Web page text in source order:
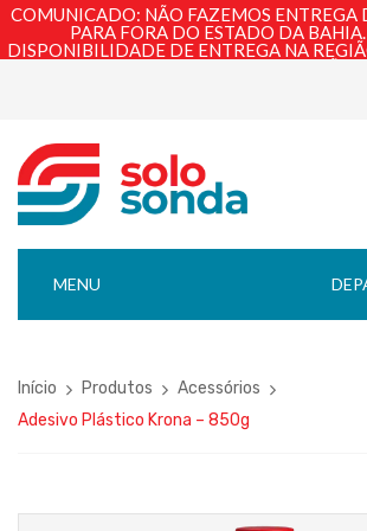
COMUNICADO: NÃO FAZEMOS ENTREGA
PARA FORA DO ESTADO DA
DISPONIBILIDADE DE ENTREGA NA
MENU
Início Produtos
Acessórios
Adesivo Plástico Krona – 850g